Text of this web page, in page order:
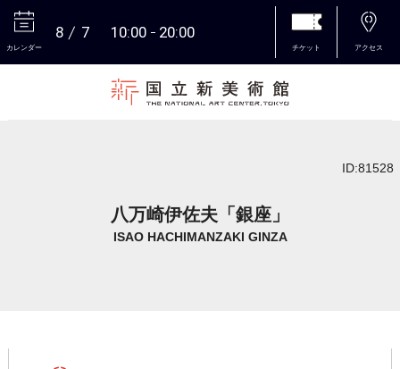
カレンダー
8 7 10:00 20:00
チケット アクセス
ID:81528
八万崎伊佐夫「銀座」
ISAO HACHIMANZAKI GINZA